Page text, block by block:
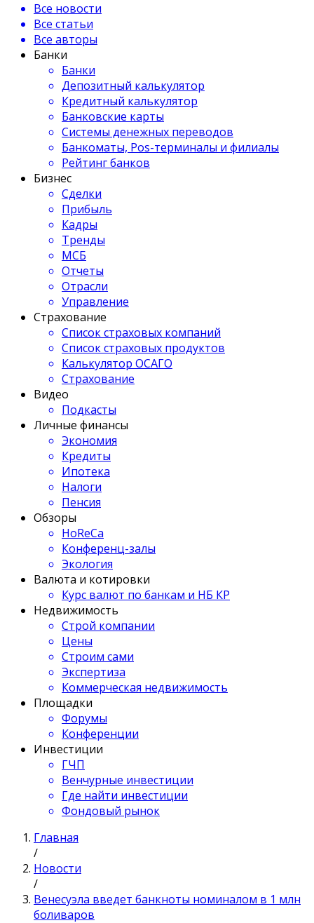
Все новости
Все статьи
Все авторы
Банки
Банки
Депозитный калькулятор
Кредитный калькулятор
Банковские карты
Системы денежных переводов
Банкоматы, Pos-терминалы и филиалы
Рейтинг банков
Бизнес
Сделки
Прибыль
Кадры
Тренды
МСБ
Отчеты
Отрасли
Управление
Страхование
Список страховых компаний
Список страховых продуктов
Калькулятор ОСАГО
Страхование
Видео
Подкасты
Личные финансы
Экономия
Кредиты
Ипотека
Налоги
Пенсия
Обзоры
HoReCa
Конференц-залы
Экология
Валюта и котировки
Курс валют по банкам и НБ КР
Недвижимость
Строй компании
Цены
Строим сами
Экспертиза
Коммерческая недвижимость
Площадки
Форумы
Конференции
Инвестиции
ГЧП
Венчурные инвестиции
Где найти инвестиции
Фондовый рынок
Главная
/
Новости
/
Венесуэла введет банкноты номиналом в 1 млн
боливаров